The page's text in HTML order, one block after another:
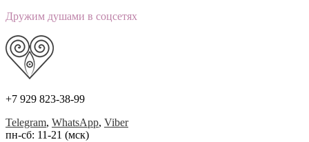
Дружим душами в соцсетях
+7 929 823-38-99
Telegram, WhatsApp, Viber
пн-сб: 11-21 (мск)